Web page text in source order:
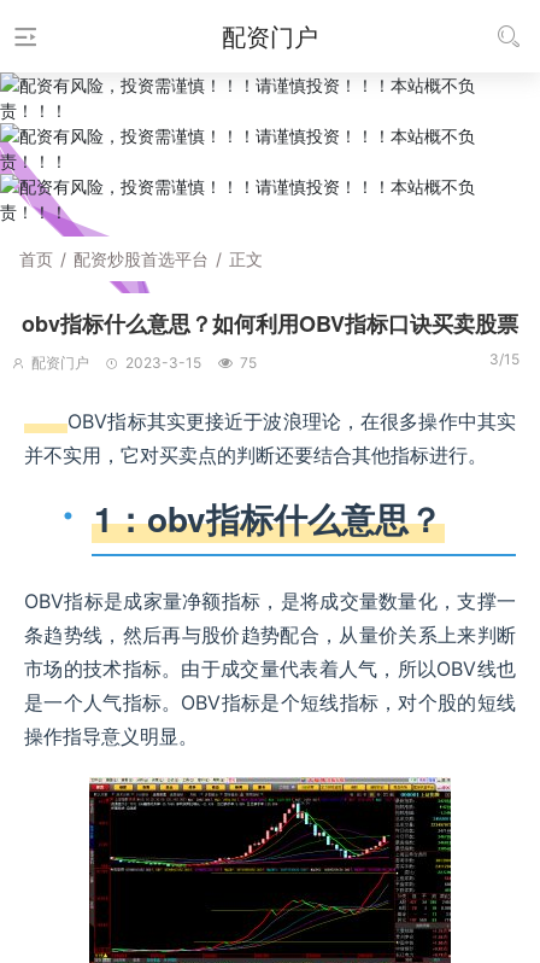
配资门户
首页 / 配资炒股首选平台 / 正文
obv指标什么意思？如何利用OBV指标口诀买卖股票
配资门户 2023-3-15 75 3/15
OBV指标其实更接近于波浪理论，在很多操作中其实
并不实用，它对买卖点的判断还要结合其他指标进行。
1：obv指标什么意思？
OBV指标是成家量净额指标，是将成交量数量化，支撑一
条趋势线，然后再与股价趋势配合，从量价关系上来判断
市场的技术指标。由于成交量代表着人气，所以OBV线也
是一个人气指标。OBV指标是个短线指标，对个股的短线
操作指导意义明显。